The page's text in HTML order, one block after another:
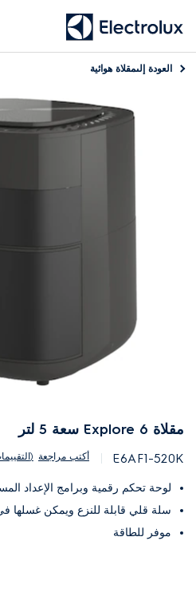
العودة إلىمقلاة هوائية
مقلاة Explore 6 سعة 5 لتر
E6AF1-520K (1 التقييمات) أكتب مراجعة
لوحة تحكم رقمية وبرامج الإعداد
سلة قلي قابلة للنزع ويمكن غسلها
موفر للطاقة